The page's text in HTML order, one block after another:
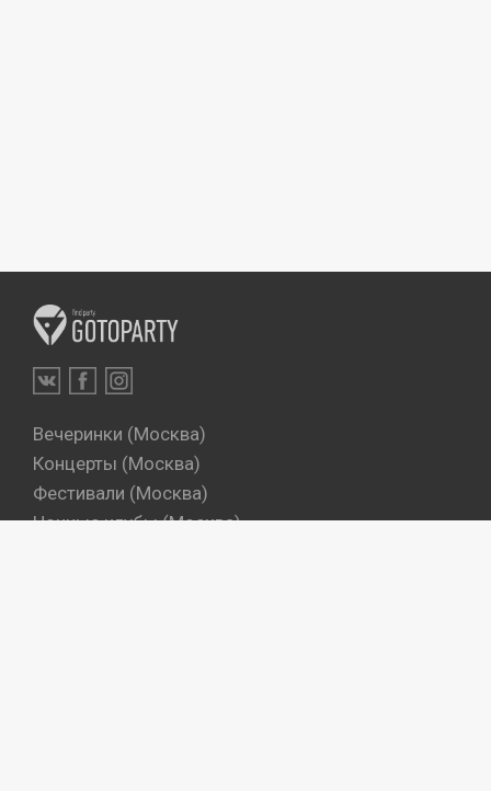
Вечеринки (Москва)
Концерты (Москва)
Фестивали (Москва)
Ночные клубы (Москва)